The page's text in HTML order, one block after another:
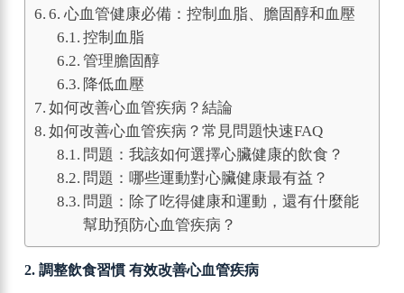
6. 心血管健康必備：控制血脂、膽固醇和血壓
控制血脂
管理膽固醇
降低血壓
如何改善心血管疾病？結論
如何改善心血管疾病？常見問題快速FAQ
問題：我該如何選擇心臟健康的飲食？
問題：哪些運動對心臟健康最有益？
問題：除了吃得健康和運動，還有什麼能
幫助預防心血管疾病？
2. 調整飲食習慣 有效改善心血管疾病